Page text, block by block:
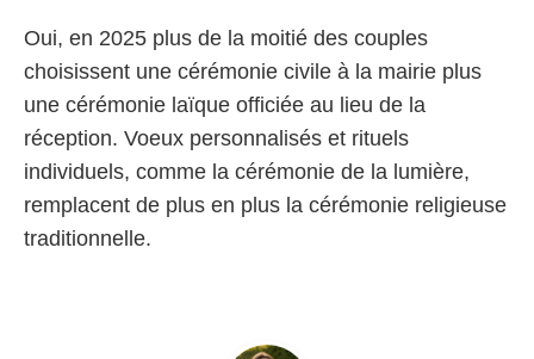
Oui, en 2025 plus de la moitié des couples
choisissent une cérémonie civile à la mairie plus
une cérémonie laïque officiée au lieu de la
réception. Voeux personnalisés et rituels
individuels, comme la cérémonie de la lumière,
remplacent de plus en plus la cérémonie religieuse
traditionnelle.